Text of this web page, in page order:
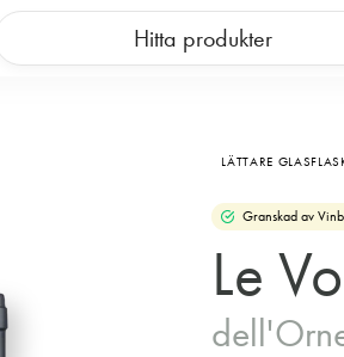
Hitta produkter
LÄTTARE
Granskad av
Le